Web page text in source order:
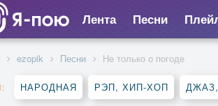
Лента Песни
ezopik Песни Не только о погоде
НАРОДНАЯ РЭП, ХИП-ХОП